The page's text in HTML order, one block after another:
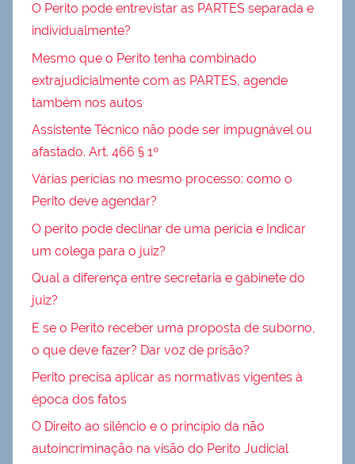
O Perito pode entrevistar as PARTES separada e
individualmente?
Mesmo que o Perito tenha combinado
extrajudicialmente com as PARTES, agende
também nos autos
Assistente Técnico não pode ser impugnável ou
afastado. Art. 466 § 1º
Várias perícias no mesmo processo: como o
Perito deve agendar?
O perito pode declinar de uma perícia e Indicar
um colega para o juiz?
Qual a diferença entre secretaria e gabinete do
juiz?
E se o Perito receber uma proposta de suborno,
o que deve fazer? Dar voz de prisão?
Perito precisa aplicar as normativas vigentes à
época dos fatos
O Direito ao silêncio e o princípio da não
autoincriminação na visão do Perito Judicial